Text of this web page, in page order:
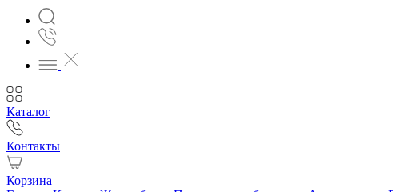
Каталог
Контакты
Корзина